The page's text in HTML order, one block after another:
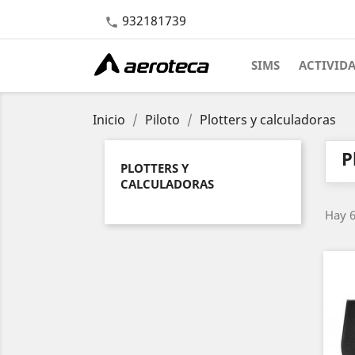
 932181739
SIMS
Inicio Piloto Plotters y calculadoras
PLOTTERS Y
CALCULADORAS
Hay